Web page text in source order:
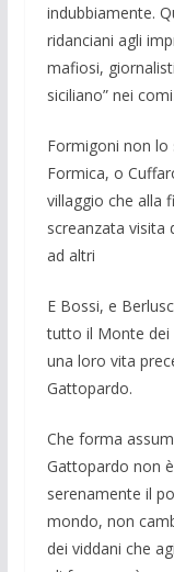
indubbiamente.
ridanciani agli
mafiosi,
siciliano” nei
Formigoni non lo
Formica, o
villaggio che alla
screanzata visita
ad altri
E Bossi, e
tutto il Monte dei
una loro vita
Gattopardo.
Che forma
Gattopardo non
serenamente il
mondo, non
dei viddani che